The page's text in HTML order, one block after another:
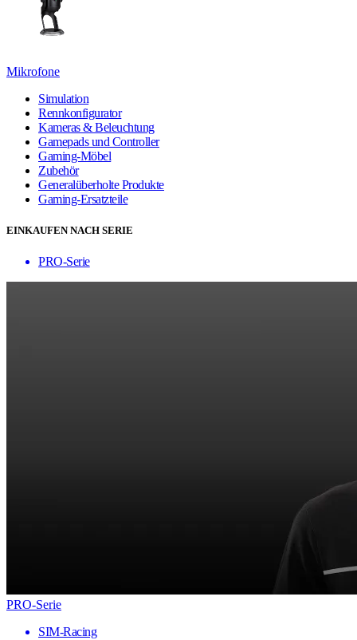
Mikrofone
Simulation
Rennkonfigurator
Kameras & Beleuchtung
Gamepads und Controller
Gaming-Möbel
Zubehör
Generalüberholte Produkte
Gaming-Ersatzteile
EINKAUFEN NACH SERIE
PRO-Serie
PRO-Serie
SIM-Racing